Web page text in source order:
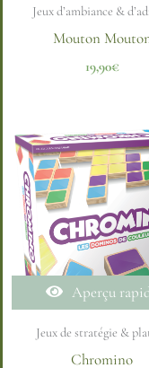
Jeux d’ambiance &
Mouton
19,90€
Aperçu
Jeux de stratégie &
Chromino